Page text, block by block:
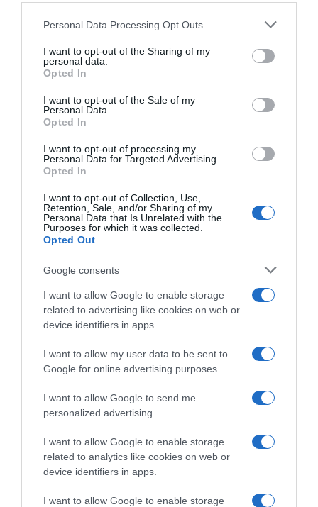
Please note that this website/app uses one or more Google
not limited to your visit or usage behaviour. You may click to
grant or deny consent to Google and its third-party tags to
use your data for below specified purposes in below Google
consent section.
Personal Data Processing Opt Outs
I want to opt-out of the Sharing of my
personal data.
Opted In
I want to opt-out of the Sale of my
Personal Data.
Opted In
I want to opt-out of processing my
Personal Data for Targeted Advertising.
Opted In
I want to opt-out of Collection, Use,
Retention, Sale, and/or Sharing of my
Personal Data that Is Unrelated with the
Purposes for which it was collected.
Opted Out
Google consents
I want to allow Google to enable storage
related to advertising like cookies on web or
device identifiers in apps.
I want to allow my user data to be sent to
Google for online advertising purposes.
I want to allow Google to send me
personalized advertising.
I want to allow Google to enable storage
related to analytics like cookies on web or
device identifiers in apps.
I want to allow Google to enable storage
vesztegetni rá, mert az egyikőtök felé sem lenne
igazságos. A lehető leghamarabb tudasd vele, hogy nem
szeretnéd folytatni, de igyekezz kedvesen fogalmazni, és
inkább magadról, a Te érzéseidről beszélj, ne őt
Megosztás: Facebook Twitter
Címkék: párkeresés,randi, döntés,összeillőség
Következő bejegyzés
HASONLÓ BEJEGYZÉSEK